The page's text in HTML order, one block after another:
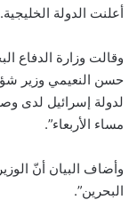
أعلنت الدولة الخليجية.
وقالت وزارة الدفاع
حسن النعيمي وزير
لدولة إسرائيل لدى
مساء الأربعاء”.
وأضاف البيان أنّ
البحرين”.